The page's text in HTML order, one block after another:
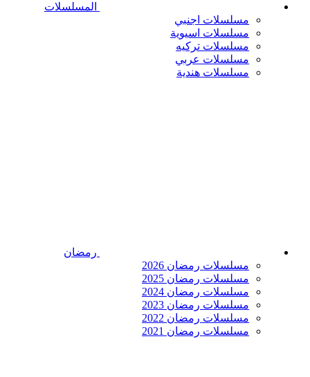
المسلسلات
مسلسلات اجنبي
مسلسلات اسيوية
مسلسلات تركيه
مسلسلات عربي
مسلسلات هندية
رمضان
مسلسلات رمضان 2026
مسلسلات رمضان 2025
مسلسلات رمضان 2024
مسلسلات رمضان 2023
مسلسلات رمضان 2022
مسلسلات رمضان 2021